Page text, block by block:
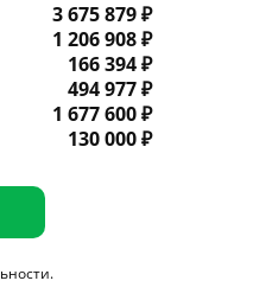
3 675 879 ₽
1 206 908 ₽
166 394 ₽
494 977 ₽
1 677 600 ₽
130 000 ₽